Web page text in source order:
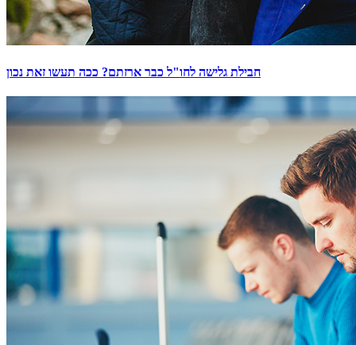
חבילת גלישה לחו"ל כבר ארזתם? ככה תעשו זאת נכון